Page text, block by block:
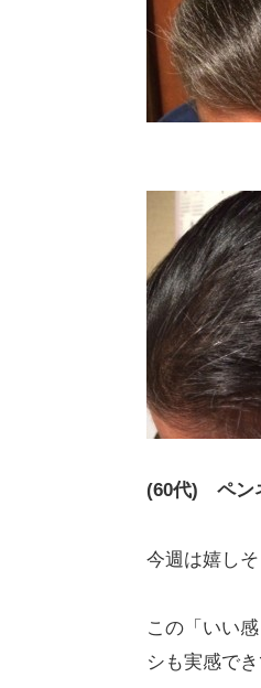
(60代) ペン
今週は嬉し
この「いい
シも実感で